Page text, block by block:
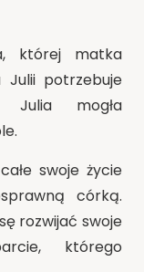
której matka
Julii potrzebuje
Julia mogła
swoje życie
córką.
rozwijać swoje
którego